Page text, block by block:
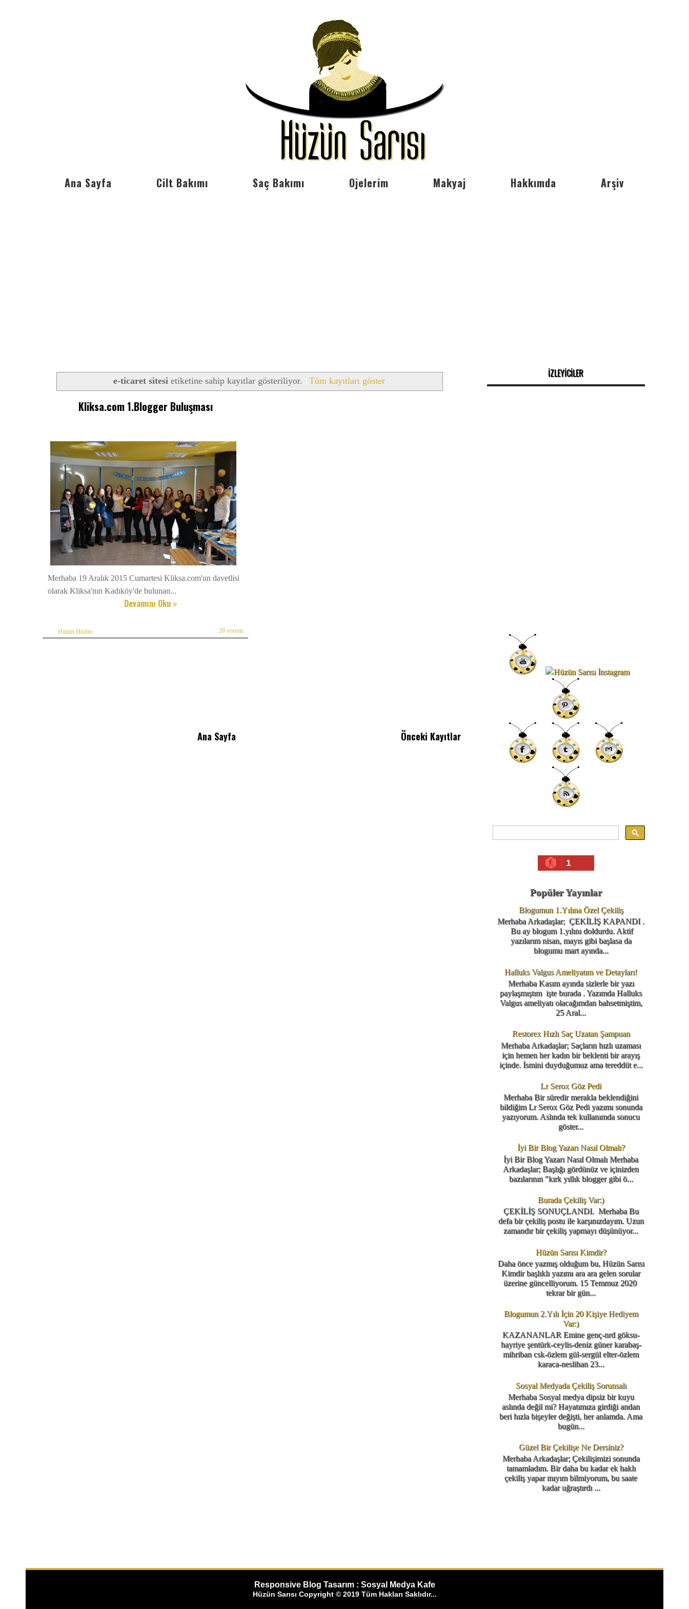
Ana Sayfa Cilt Bakımı Saç Bakımı Ojelerim Makyaj Hakkımda Arşiv
e-ticaret sitesi etiketine sahip kayıtlar gösteriliyor. Tüm kayıtları göster
Kliksa.com 1.Blogger Buluşması
Merhaba 19 Aralık 2015 Cumartesi Kliksa.com'un davetlisi
olarak Kliksa'nın Kadıköy'de bulunan...
Devamını Oku »
Hüzün Hüzün 20 yorum:
Önceki Kayıtlar
Ana Sayfa
İZLEYİCİLER
1
Popüler Yayınlar
Blogumun 1.Yılına Özel Çekiliş
Merhaba Arkadaşlar; ÇEKİLİŞ KAPANDI .
Bu ay blogum 1.yılını doldurdu. Aktif
yazılarım nisan, mayıs gibi başlasa da
blogumu mart ayında...
Halluks Valgus Ameliyatım ve Detayları!
Merhaba Kasım ayında sizlerle bir yazı
paylaşmıştım işte burada . Yazımda Halluks
Valgus ameliyatı olacağımdan bahsetmiştim,
25 Aral...
Restorex Hızlı Saç Uzatan Şampuan
Merhaba Arkadaşlar; Saçların hızlı uzaması
için hemen her kadın bir beklenti bir arayış
içinde. İsmini duyduğumuz ama tereddüt e...
Lr Serox Göz Pedi
Merhaba Bir süredir merakla beklendiğini
bildiğim Lr Serox Göz Pedi yazımı sonunda
yazıyorum. Aslında tek kullanımda sonucu
göster...
İyi Bir Blog Yazarı Nasıl Olmalı?
İyi Bir Blog Yazarı Nasıl Olmalı Merhaba
Arkadaşlar; Başlığı gördünüz ve içinizden
bazılarının "kırk yıllık blogger gibi ö...
Burada Çekiliş Var:)
ÇEKİLİŞ SONUÇLANDI. Merhaba Bu
defa bir çekiliş postu ile karşınızdayım. Uzun
zamandır bir çekiliş yapmayı düşünüyor...
Hüzün Sarısı Kimdir?
Daha önce yazmış olduğum bu, Hüzün Sarısı
Kimdir başlıklı yazımı ara ara gelen sorular
üzerine güncelliyorum. 15 Temmuz 2020
tekrar bir gün...
Blogumun 2.Yılı İçin 20 Kişiye Hediyem
Var:)
KAZANANLAR Emine genç-nrd göksu-
hayriye şentürk-ceylis-deniz güner karabaş-
mihriban csk-özlem gül-sergül elter-özlem
karaca-neslihan 23...
Sosyal Medyada Çekiliş Sorunsalı
Merhaba Sosyal medya dipsiz bir kuyu
aslında değil mi? Hayatımıza girdiği andan
beri hızla bişeyler değişti, her anlamda. Ama
bugün...
Güzel Bir Çekilişe Ne Dersiniz?
Merhaba Arkadaşlar; Çekilişimizi sonunda
tamamladım. Bir daha bu kadar ek haklı
çekiliş yapar mıyım bilmiyorum, bu saate
kadar uğraştırdı ...
Responsive Blog Tasarım : Sosyal Medya Kafe
Hüzün Sarısı Copyright © 2019 Tüm Hakları Saklıdır...